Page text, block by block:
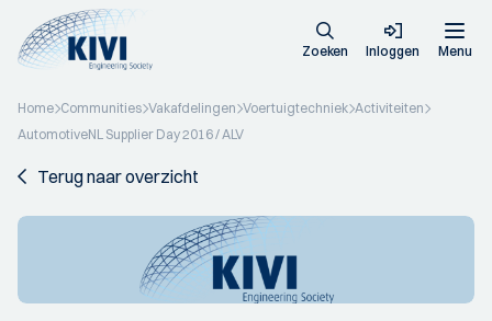
Zoeken Inloggen Menu
Home Communities Vakafdelingen Voertuigtechniek Activiteiten
AutomotiveNL Supplier Day 2016 / ALV
Terug naar overzicht